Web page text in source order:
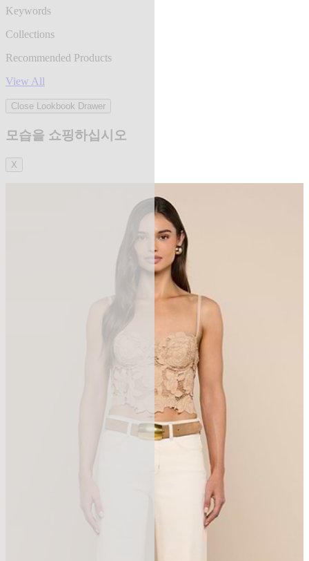
Keywords
Collections
Recommended Products
View All
Close Lookbook Drawer
모습을 쇼핑하십시오
X